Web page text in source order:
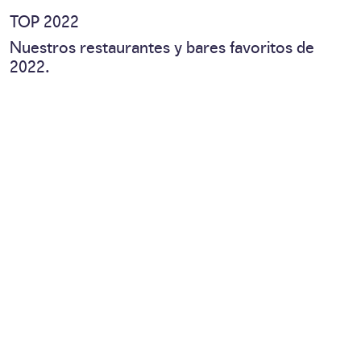
TOP 2022
Nuestros restaurantes y bares favoritos de
2022.